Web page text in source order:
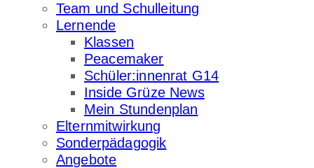
Team und Schulleitung
Lernende
Klassen
Peacemaker
Schüler:innenrat G14
Inside Grüze News
Mein Stundenplan
Elternmitwirkung
Sonderpädagogik
Angebote